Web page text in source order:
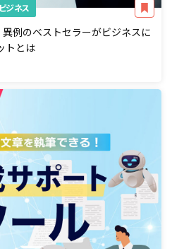
ビジネス
例のベストセラーがビジネスに
トとは